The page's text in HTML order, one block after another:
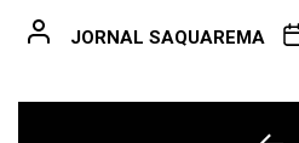
JORNAL SAQUAREMA